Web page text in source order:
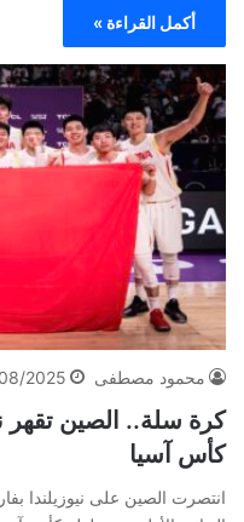
أكمل القراءة »
محمود مصطفى 2025
كرة سلة.. الصين تقهر
كأس آسيا